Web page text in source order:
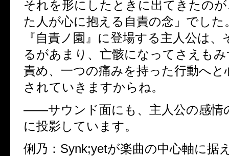
それを形にしたときに出てきたの
た人が心に抱える自責の念」でした
『自責ノ園』に登場する主人公は
るがあまり、亡骸になってさえも
責め、一つの痛みを持った行動へと
されていきますからね。
――サウンド面にも、主人公の感情
に投影しています。
俐乃：Synk;yetが楽曲の中心軸に据